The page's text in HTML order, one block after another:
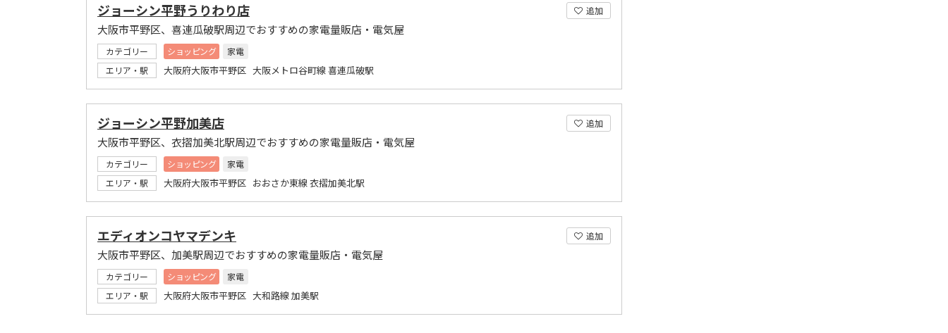
追加
ジョーシン平野うりわり店
大阪市平野区、喜連瓜破駅周辺でおすすめの家電量販店・電気屋
カテゴリー ショッピング
家電
エリア・駅
大阪府大阪市平野区 大阪メトロ谷町線 喜連瓜破駅
追加
ジョーシン平野加美店
大阪市平野区、衣摺加美北駅周辺でおすすめの家電量販店・電気屋
カテゴリー ショッピング
家電
エリア・駅
大阪府大阪市平野区 おおさか東線 衣摺加美北駅
追加
エディオンコヤマデンキ
大阪市平野区、加美駅周辺でおすすめの家電量販店・電気屋
カテゴリー ショッピング
家電
エリア・駅
大阪府大阪市平野区 大和路線 加美駅